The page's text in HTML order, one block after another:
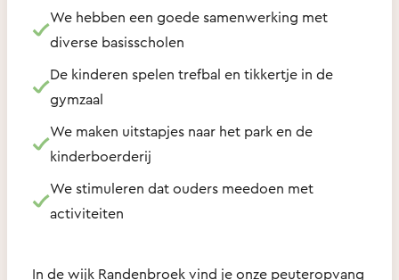
We hebben een goede samenwerking met
diverse basisscholen
De kinderen spelen trefbal en tikkertje in de
gymzaal
We maken uitstapjes naar het park en de
kinderboerderij
We stimuleren dat ouders meedoen met
activiteiten
In de wijk Randenbroek vind je onze peuteropvang